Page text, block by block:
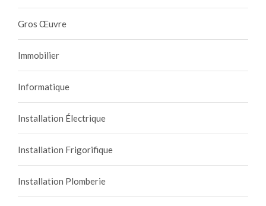
Gros Œuvre
Immobilier
Informatique
Installation Électrique
Installation Frigorifique
Installation Plomberie